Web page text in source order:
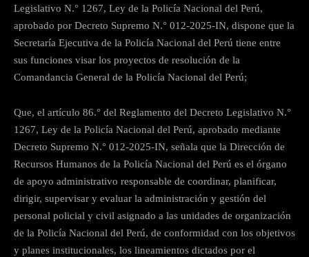
Legislativo N.° 1267, Ley de la Policía Nacional del Perú,
aprobado por Decreto Supremo N.° 012-2025-IN, dispone que la
Secretaría Ejecutiva de la Policía Nacional del Perú tiene entre
sus funciones visar los proyectos de resolución de la
Comandancia General de la Policía Nacional del Perú;
Que, el artículo 86.° del Reglamento del Decreto Legislativo N.°
1267, Ley de la Policía Nacional del Perú, aprobado mediante
Decreto Supremo N.° 012-2025-IN, señala que la Dirección de
Recursos Humanos de la Policía Nacional del Perú es el órgano
de apoyo administrativo responsable de coordinar, planificar,
dirigir, supervisar y evaluar la administración y gestión del
personal policial y civil asignado a las unidades de organización
de la Policía Nacional del Perú, de conformidad con los objetivos
y planes institucionales, los lineamientos dictados por el